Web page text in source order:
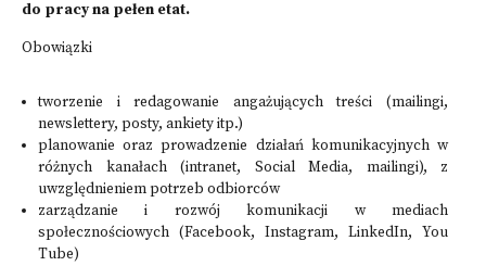
do pracy na pełen etat.
Obowiązki
tworzenie i redagowanie angażujących treści (mailingi,
newslettery, posty, ankiety itp.)
planowanie oraz prowadzenie działań komunikacyjnych w
różnych kanałach (intranet, Social Media, mailingi), z
uwzględnieniem potrzeb odbiorców
zarządzanie i rozwój komunikacji w mediach
społecznościowych (Facebook, Instagram, LinkedIn, You
Tube)